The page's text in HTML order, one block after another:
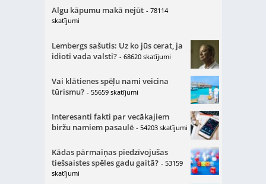
Algu kāpumu makā nejūt - 78114
skatījumi
Lembergs sašutis: Uz ko jūs cerat, ja
idioti vada valsti? - 68620 skatījumi
Vai klātienes spēļu nami veicina
tūrismu? - 55659 skatījumi
Interesanti fakti par vecākajiem
biržu namiem pasaulē - 54203 skatījumi
Kādas pārmaiņas piedzīvojušas
tiešsaistes spēles gadu gaitā? - 53159
skatījumi